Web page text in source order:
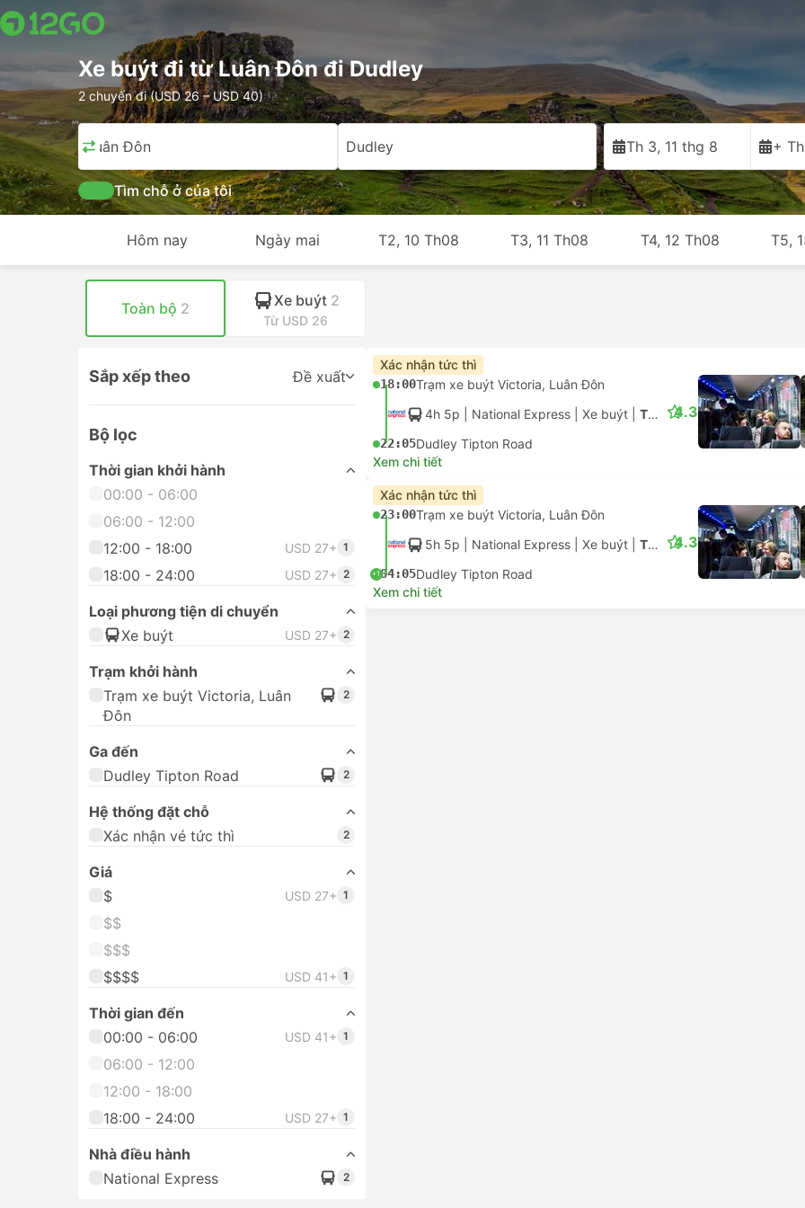
Xe buýt đi từ Luân Đôn đi Dudley
2 chuyến đi (USD 26 – USD 40)
Luân Đôn Dudley Th 3, 11 thg 8 +
Tìm chỗ ở của tôi
Hôm nay Ngày mai T2, 10 Th08 T3, 11 Th08 T4, 12 Th08 T5,
Toàn bộ 2 Xe buýt 2
Từ USD 26
Sắp xếp theo Đề xuất
Bộ lọc
Thời gian khởi hành
00:00 - 06:00
06:00 - 12:00
12:00 - 18:00
USD 27+ 1
18:00 - 24:00 USD 27+ 2
Loại phương tiện di chuyển
Xe buýt
USD 27+ 2
Trạm khởi hành
Trạm xe buýt Victoria, Luân
Đôn
2
Ga đến
Dudley Tipton Road
2
Hệ thống đặt chỗ
Xác nhận vé tức thì
2
Giá
$
USD 27+ 1
$$
$$$
$$$$
USD 41+ 1
Thời gian đến
00:00 - 06:00
USD 41+ 1
06:00 - 12:00
12:00 - 18:00
18:00 - 24:00
USD 27+ 1
Nhà điều hành
National Express
2
Xác nhận tức thì
18:00Trạm xe buýt Victoria, Luân Đôn
4h 5p | National Express Xe buýt Tiêu chuẩn có điều hòa
22:05Dudley Tipton Road
4.3
Xem chi tiết
Xác nhận tức thì
23:00Trạm xe buýt Victoria, Luân Đôn
5h 5p | National Express Xe buýt Tiêu chuẩn có điều hòa
+104:05Dudley Tipton Road
4.3
Xem chi tiết